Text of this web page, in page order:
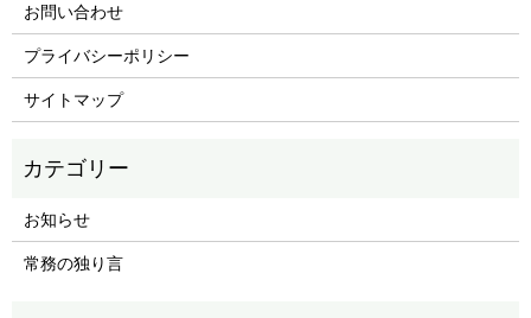
お問い合わせ
プライバシーポリシー
サイトマップ
お知らせ
常務の独り言